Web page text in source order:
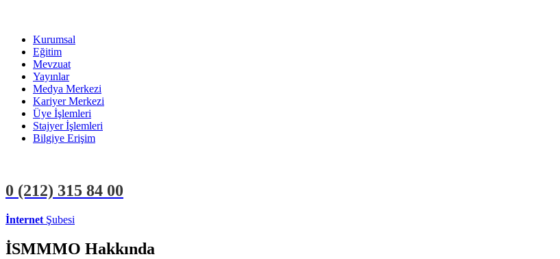
Kurumsal
Eğitim
Mevzuat
Yayınlar
Medya Merkezi
Kariyer Merkezi
Üye İşlemleri
Stajyer İşlemleri
Bilgiye Erişim
0 (212) 315 84 00
İnternet Şubesi
İSMMMO Hakkında